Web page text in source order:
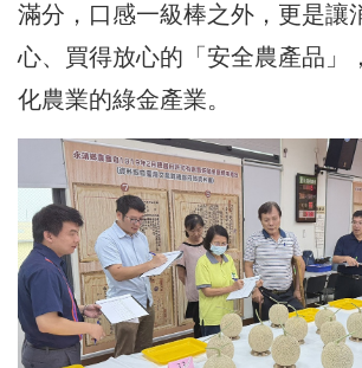
滿分，口感一級棒之外，更是讓
心、買得放心的「安全農產品」
化農業的綠金產業。